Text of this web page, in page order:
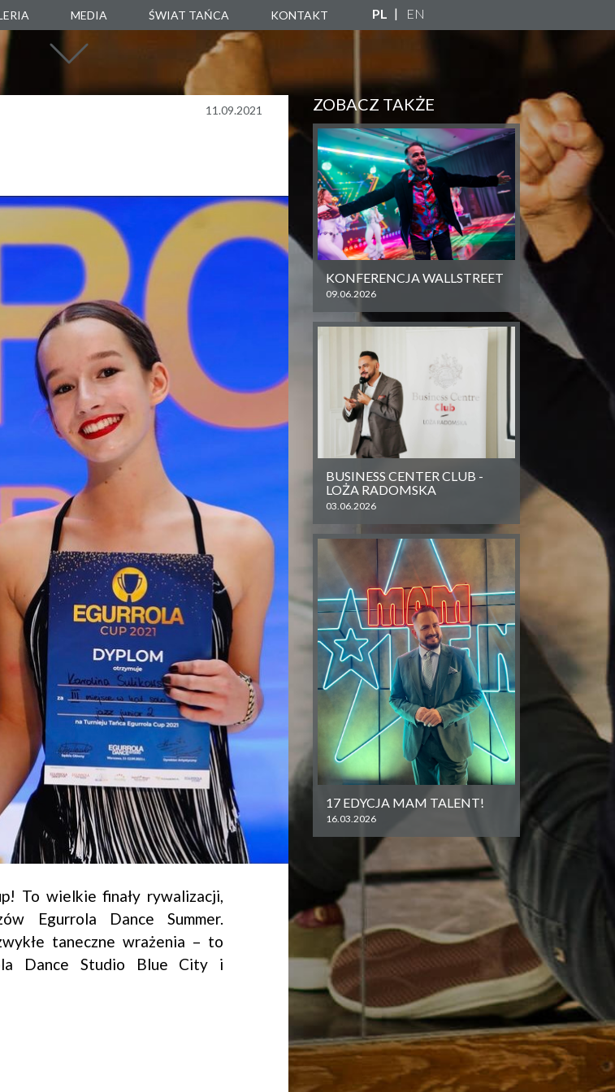
MEDIA
ŚWIAT TAŃCA
SZKOŁA TAŃCA
AGENCJA TANECZNA
MANUARTE
KONTAKT PL EN
11.09.2021
To wielkie finały rywalizacji,
Egurrola Dance Summer.
taneczne wrażenia – to
Dance Studio Blue City i
ZOBACZ TAKŻE
KONFERENCJA WALLSTREET
09.06.2026
BUSINESS CENTER CLUB -
LOŻA RADOMSKA
03.06.2026
17 EDYCJA MAM TALENT!
16.03.2026